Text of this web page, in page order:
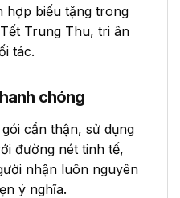
hợp biếu tặng trong
Trung Thu, tri ân
tác.
chóng
cẩn thận, sử dụng
đường nét tinh tế,
nhận luôn nguyên
ý nghĩa.